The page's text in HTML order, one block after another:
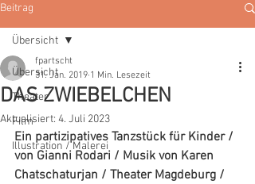
Beitrag
Übersicht
Theater
Film
Illustration / Malerei
Übersicht
DAS ZWIEBELCHEN
fpartscht
31. Jan. 2019 1 Min. Lesezeit
Aktualisiert: 4. Juli 2023
Ein partizipatives Tanzstück für Kinder /
von Gianni Rodari / Musik von Karen
Chatschaturjan / Theater Magdeburg /